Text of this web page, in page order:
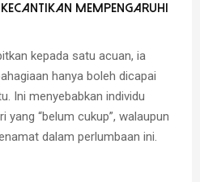
Mempengaruhi
kepada satu acuan, ia
hanya boleh dicapai
Ini menyebabkan individu
yang “belum cukup”, walaupun
dalam perlumbaan ini.